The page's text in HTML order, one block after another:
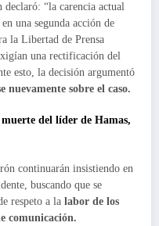
“la carencia actual
una segunda acción de
la Libertad de Prensa
una rectificación del
esto, la decisión argumentó
nuevamente sobre el caso.
del líder de Hamas,
continuarán insistiendo en
buscando que se
respeto a la labor de los
comunicación.